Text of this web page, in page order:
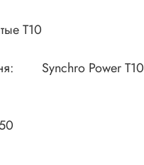
T10
Synchro Power T10